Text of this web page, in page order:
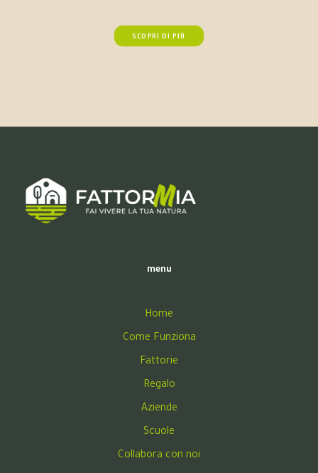
SCOPRI DI PIÙ
menu
Home
Come Funziona
Fattorie
Regalo
Aziende
Scuole
Collabora con noi